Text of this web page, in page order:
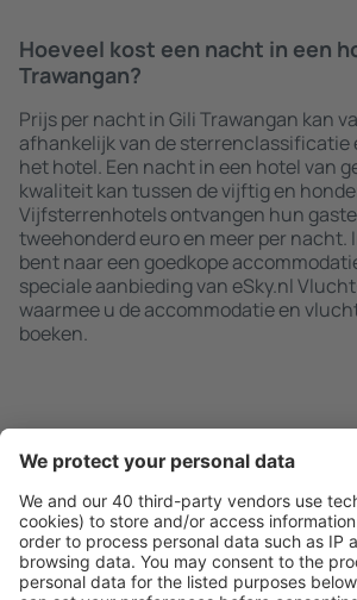
Hoeveel kost een nacht in een
Trawangan?
Prijs per nacht in Gili Trawangan kan
afhankelijk van de sterrenclassificatie
het hotel. Een nacht in een hotel van
kwaliteit kan tussen de vijftig en
Vijfsterrenhotels ontvangen hun
tweehonderd euro en meer per nacht.
bent naar een goedkope
speciale aanbieding van eSky.nl
waarmee u de accommodatie en
boeken.
Zoek snel en gemakkelijk
Plan veilig
Zorgeloos boeken met gratiss